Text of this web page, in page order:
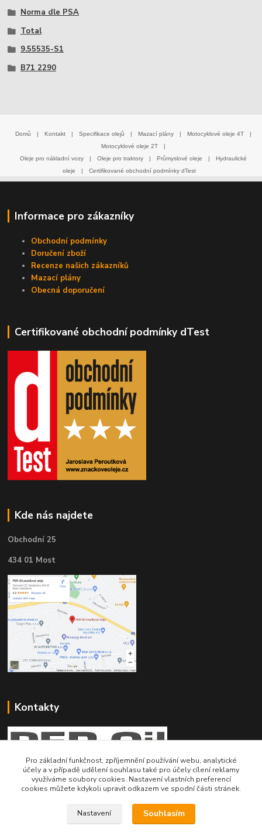
Norma dle PSA
Total
9.55535-S1
B71 2290
Domů | Kontakt | Specifikace olejů | Mazací plány | Motocyklové oleje 4T
|
Motocyklové oleje 2T
|
Oleje pro nákladní vozy
| Oleje pro traktory | Průmyslové oleje |
Hydraulické
oleje
| Certifikované obchodní podmínky dTest
Informace pro zákazníky
Obchodní podmínky
Doručení zboží
Recenze našich zákazníků
Mazací plány
Obecná doporučení
Certifikované obchodní podmínky dTest
Kde nás najdete
Obchodní 25
434 01 Most
Kontakty
Telefon pro technické dotazy: 775 113 255
Telefon do našeho obchodu : 774 993 479
Pro základní funkčnost, zpříjemnění používání webu, analytické
účely a v případě udělení souhlasu také pro účely cílení reklamy
využíváme soubory cookies. Nastavení vlastních preferencí
cookies můžete kdykoli upravit odkazem ve spodní části stránek.
Nastavení Souhlasím